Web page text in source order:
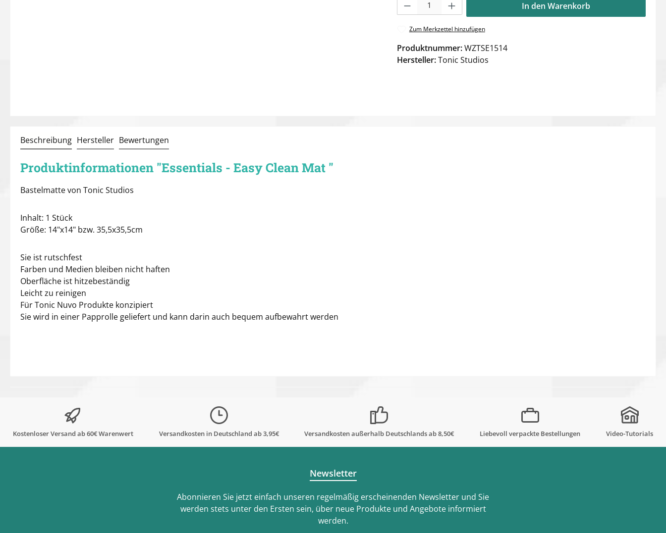
In den Warenkorb
Zum Merkzettel hinzufügen
Produktnummer:WZTSE1514
Hersteller:Tonic Studios
Beschreibung Hersteller Bewertungen
Produktinformationen "Essentials - Easy Clean Mat "
Bastelmatte von Tonic Studios
Inhalt: 1 Stück
Größe: 14"x14" bzw. 35,5x35,5cm
Sie ist rutschfest
Farben und Medien bleiben nicht haften
Oberfläche ist hitzebeständig
Leicht zu reinigen
Für Tonic Nuvo Produkte konzipiert
Sie wird in einer Papprolle geliefert und kann darin auch bequem aufbewahrt werden
Kostenloser Versand ab 60€ Warenwert Versandkosten in Deutschland ab 3,95€ Versandkosten außerhalb Deutschlands ab 8,50€ Liebevoll verpackte Bestellungen Video-Tutorials
Newsletter
Abonnieren Sie jetzt einfach unseren regelmäßig erscheinenden Newsletter und Sie
werden stets unter den Ersten sein, über neue Produkte und Angebote informiert
werden.